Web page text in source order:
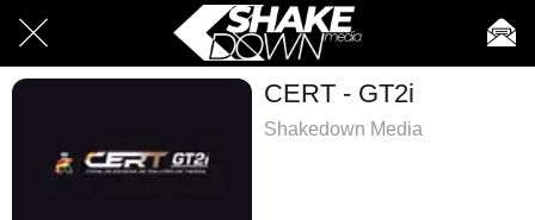
CERT - GT2i
Shakedown Media